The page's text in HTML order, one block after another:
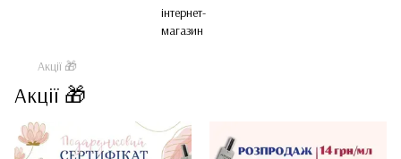
Акції 🎁
Акції 🎁